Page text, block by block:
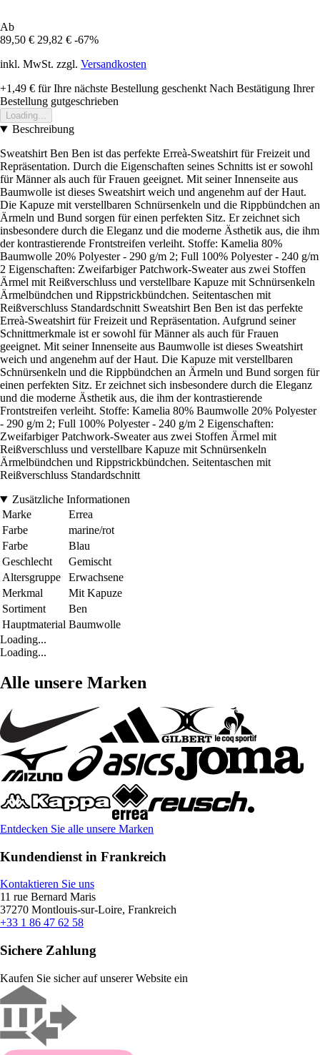
Ab
89,50 € 29,82 € -67%
inkl. MwSt. zzgl. Versandkosten
+1,49 € für Ihre nächste Bestellung geschenkt Nach Bestätigung Ihrer
Bestellung gutgeschrieben
Loading...
Beschreibung
Sweatshirt Ben Ben ist das perfekte Erreà-Sweatshirt für Freizeit und
Repräsentation. Durch die Eigenschaften seines Schnitts ist er sowohl
für Männer als auch für Frauen geeignet. Mit seiner Innenseite aus
Baumwolle ist dieses Sweatshirt weich und angenehm auf der Haut.
Die Kapuze mit verstellbaren Schnürsenkeln und die Rippbündchen an
Ärmeln und Bund sorgen für einen perfekten Sitz. Er zeichnet sich
insbesondere durch die Eleganz und die moderne Ästhetik aus, die ihm
der kontrastierende Frontstreifen verleiht. Stoffe: Kamelia 80%
Baumwolle 20% Polyester - 290 g/m 2; Full 100% Polyester - 240 g/m
2 Eigenschaften: Zweifarbiger Patchwork-Sweater aus zwei Stoffen
Ärmel mit Reißverschluss und verstellbare Kapuze mit Schnürsenkeln
Ärmelbündchen und Rippstrickbündchen. Seitentaschen mit
Reißverschluss Standardschnitt Sweatshirt Ben Ben ist das perfekte
Erreà-Sweatshirt für Freizeit und Repräsentation. Aufgrund seiner
Schnittmerkmale ist er sowohl für Männer als auch für Frauen
geeignet. Mit seiner Innenseite aus Baumwolle ist dieses Sweatshirt
weich und angenehm auf der Haut. Die Kapuze mit verstellbaren
Schnürsenkeln und die Rippbündchen an Ärmeln und Bund sorgen für
einen perfekten Sitz. Er zeichnet sich insbesondere durch die Eleganz
und die moderne Ästhetik aus, die ihm der kontrastierende
Frontstreifen verleiht. Stoffe: Kamelia 80% Baumwolle 20% Polyester
- 290 g/m 2; Full 100% Polyester - 240 g/m 2 Eigenschaften:
Zweifarbiger Patchwork-Sweater aus zwei Stoffen Ärmel mit
Reißverschluss und verstellbare Kapuze mit Schnürsenkeln
Ärmelbündchen und Rippstrickbündchen. Seitentaschen mit
Reißverschluss Standardschnitt
Zusätzliche Informationen
Marke
Errea
Farbe
marine/rot
Farbe
Blau
Geschlecht
Gemischt
Altersgruppe
Erwachsene
Merkmal
Mit Kapuze
Sortiment
Ben
Hauptmaterial Baumwolle
Loading...
Loading...
Alle unsere Marken
Entdecken Sie alle unsere Marken
Kundendienst in Frankreich
Kontaktieren Sie uns
11 rue Bernard Maris
37270 Montlouis-sur-Loire, Frankreich
+33 1 86 47 62 58
Sichere Zahlung
Kaufen Sie sicher auf unserer Website ein